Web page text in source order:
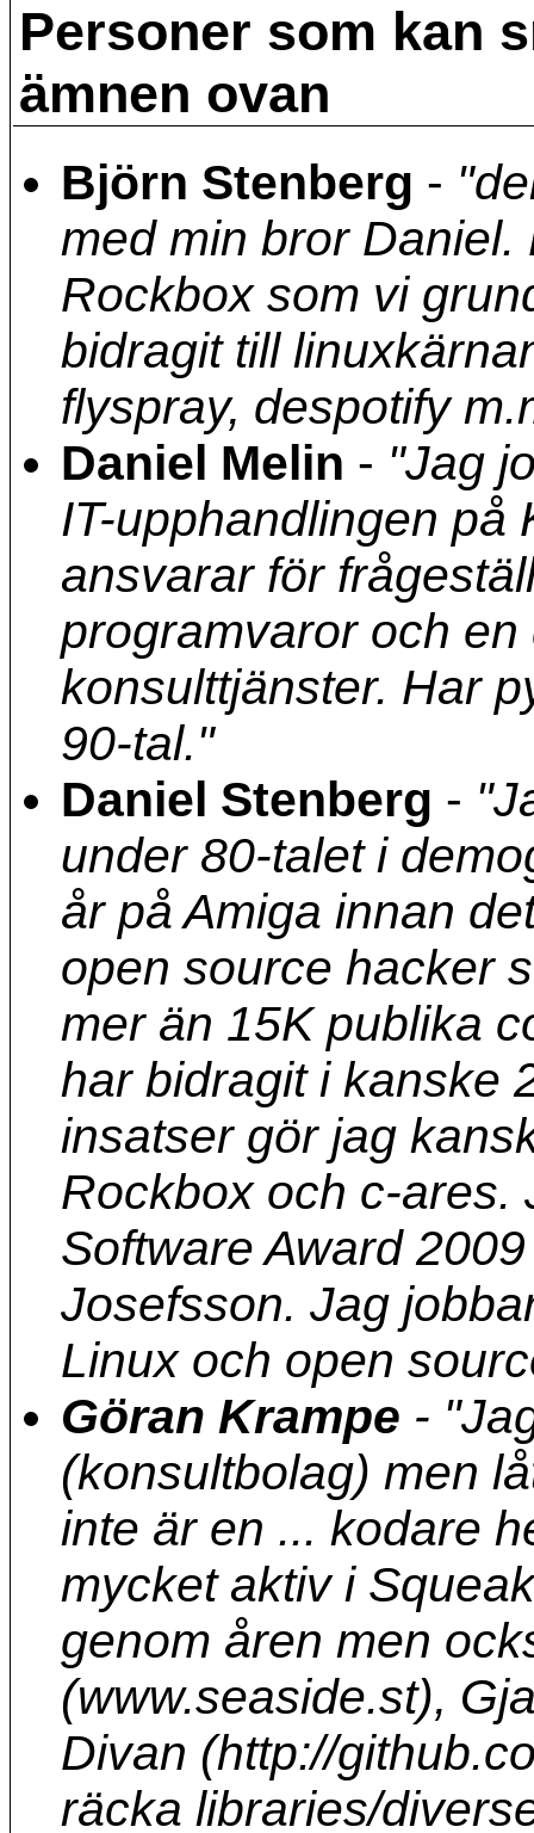
Personer som kan
ämnen ovan
Björn Stenberg -
med min bror
Rockbox som vi
bidragit till
flyspray, despotify
Daniel Melin - "Jag
IT-upphandlingen på
ansvarar för
programvaror och
konsulttjänster. Har
90-tal."
Daniel Stenberg -
under 80-talet i
år på Amiga innan
open source hacker
mer än 15K publika
har bidragit i kanske
insatser gör jag
Rockbox och c-ares.
Software Award
Josefsson. Jag
Linux och open
Göran Krampe -
(konsultbolag) men
inte är en ... kodare
mycket aktiv i
genom åren men
(www.seaside.st),
Divan (http://
räcka libraries/